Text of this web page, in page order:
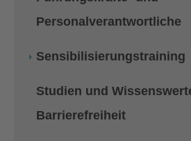
Personalverantwortliche
Sensibilisierungstraining
Studien und
Barrierefreiheit